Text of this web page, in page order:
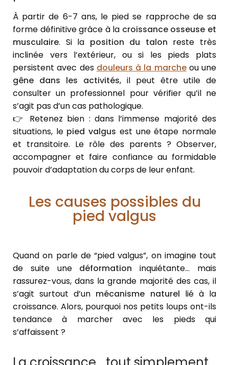
À partir de 6-7 ans, le pied se rapproche de sa
forme définitive grâce à la croissance osseuse et
musculaire. Si la position du talon reste très
inclinée vers l’extérieur, ou si les pieds plats
persistent avec des douleurs à la marcheou une
gêne dans les activités, il peut être utile de
consulter un professionnel pour vérifier qu’il ne
s’agit pas d’un cas pathologique.
👉 Retenez bien : dans l’immense majorité des
situations, le pied valgus est une étape normale
et transitoire. Le rôle des parents ? Observer,
accompagner et faire confiance au formidable
pouvoir d’adaptation du corps de leur enfant.
Les causes possibles du
pied valgus
Quand on parle de “pied valgus”, on imagine tout
de suite une déformation inquiétante… mais
rassurez-vous, dans la grande majorité des cas, il
s’agit surtout d’un mécanisme naturel lié à la
croissance. Alors, pourquoi nos petits loups ont-ils
tendance à marcher avec les pieds qui
s’affaissent ?